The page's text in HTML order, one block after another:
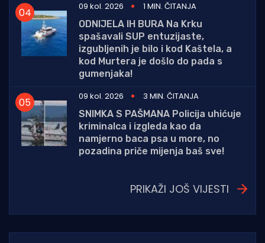
09 kol. 2026
1 MIN. ČITANJA
ODNIJELA IH BURA Na Krku
spašavali SUP entuzijaste,
izgubljenih je bilo i kod Kaštela, a
kod Murtera je došlo do pada s
gumenjaka!
09 kol. 2026
3 MIN. ČITANJA
SNIMKA S PAŠMANA Policija uhićuje
kriminalca i izgleda kao da
namjerno baca psa u more, no
pozadina priče mijenja baš sve!
PRIKAŽI JOŠ VIJESTI